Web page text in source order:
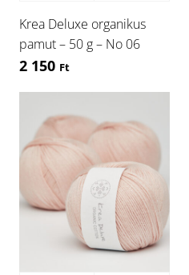
Krea Deluxe organikus
pamut – 50 g – No 06
2 150 Ft